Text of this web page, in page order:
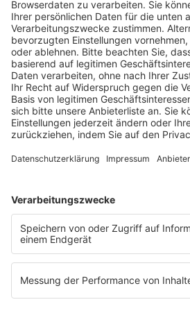
Fachmedien Recht und Wirtschaft
Ein Fachbereich der
dfv Mediengruppe
Mainzer Landstr. 251
60326 Frankfurt am Main
E-Mail:info@ruw.de
Web:https://www.ruw.de
AGB
Datenschutzerklärung
Genderhinweis
Cookie-Einstellungen